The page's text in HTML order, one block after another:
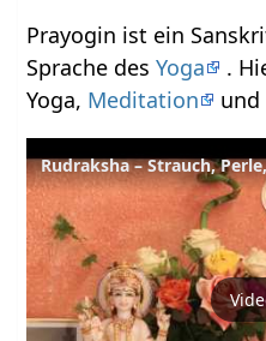
Prayogin ist ein
Sprache desYoga
.
Yoga, Meditation